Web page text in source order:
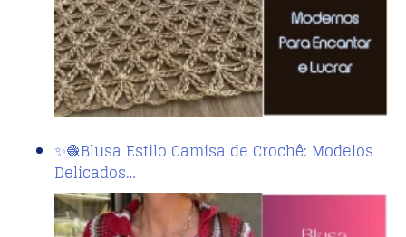
✨🧶Blusa Estilo Camisa de Crochê: Modelos
Delicados…